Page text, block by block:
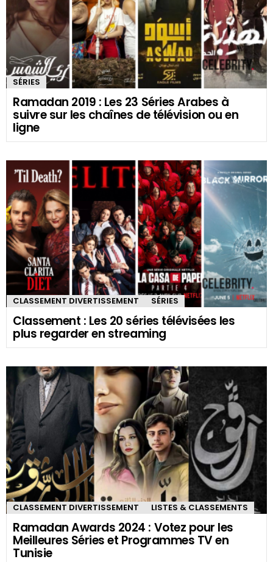
SÉRIES
Ramadan 2019 : Les 23 Séries Arabes à
suivre sur les chaînes de télévision ou en
ligne
CLASSEMENT DIVERTISSEMENT SÉRIES
Classement : Les 20 séries télévisées les
plus regarder en streaming
CLASSEMENT DIVERTISSEMENT LISTES & CLASSEMENTS
Ramadan Awards 2024 : Votez pour les
Meilleures Séries et Programmes TV en
Tunisie